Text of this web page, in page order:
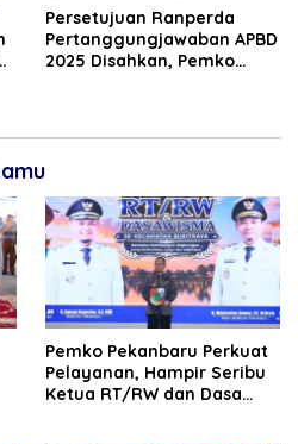
Persetujuan Ranperda
Pertanggungjawaban APBD
2025 Disahkan, Pemko
Pemko Pekanbaru Perkuat
Pelayanan, Hampir Seribu
Ketua RT/RW dan Dasa